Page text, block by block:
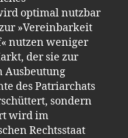
optimal nutzbar
»Vereinbarkeit
nutzen weniger
der sie zur
des Patriarchats
sondern
wird im
Rechtsstaat